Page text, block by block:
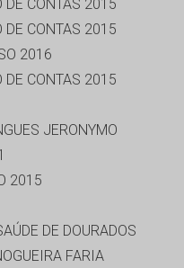
CONTAS 2015
CONTAS 2015
2016
CONTAS 2015
JERONYMO
2015
DE DOURADOS
FARIA